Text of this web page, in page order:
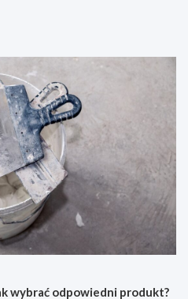
wybrać odpowiedni produkt?